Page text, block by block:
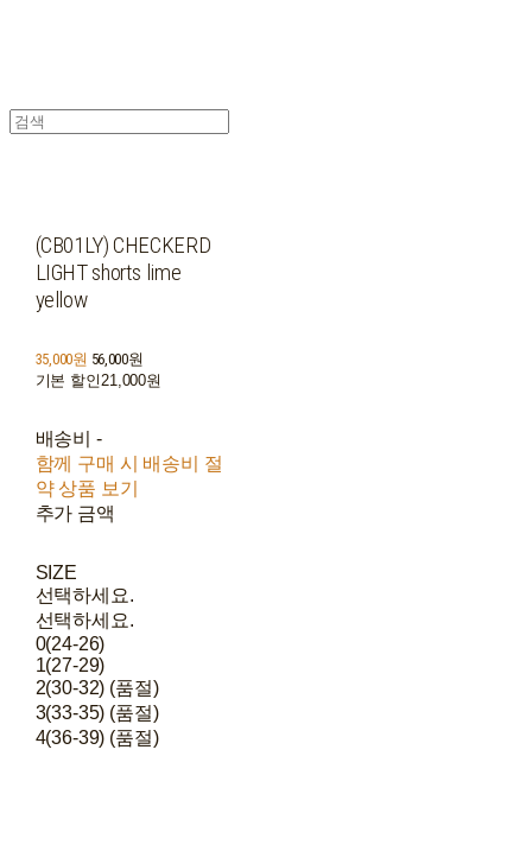
(CB01LY) CHECKERD
LIGHT shorts lime
yellow
35,000원 56,000원
기본 할인21,000원
배송비 -
함께 구매 시 배송비 절
약 상품 보기
추가 금액
SIZE
선택하세요.
선택하세요.
0(24-26)
1(27-29)
2(30-32) (품절)
3(33-35) (품절)
4(36-39) (품절)